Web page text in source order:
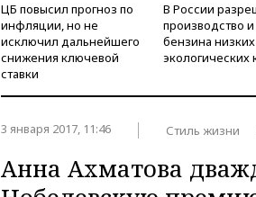
ЦБ повысил прогноз по
инфляции, но не
исключил дальнейшего
снижения ключевой
ставки
В России
производство
бензина низких
экологических
3 января 2017, 11:46 Стиль жизни
Анна Ахматова